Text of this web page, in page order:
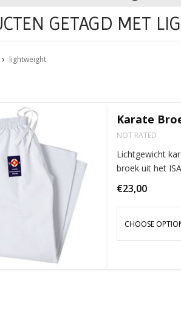
GETAGD MET
lightweight
Karate
NOT RATED
Lichtgewicht
broek uit het
€23,00
CHOOSE